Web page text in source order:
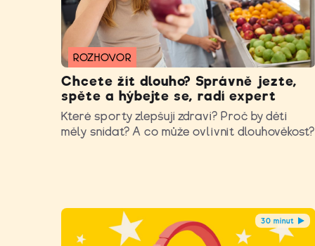
ROZHOVOR
Chcete žít dlouho? Správně jezte,
spěte a hýbejte se, radí expert
Které sporty zlepšují zdraví? Proč by děti
měly snídat? A co může ovlivnit dlouhověkost?
30 minut